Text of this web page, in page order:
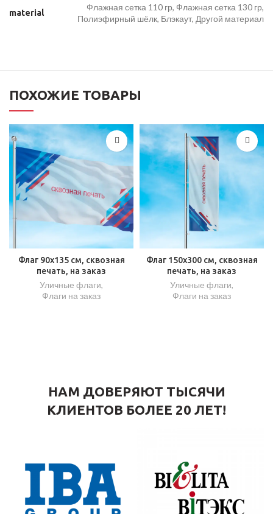
material
Флажная сетка 110 гр, Флажная сетка 130 гр,
Полиэфирный шёлк, Блэкаут, Другой материал
ПОХОЖИЕ ТОВАРЫ
Флаг 90х135 см, сквозная
печать, на заказ
Уличные флаги,
Флаги на заказ
Флаг 150х300 см, сквозная
печать, на заказ
Уличные флаги,
Флаги на заказ
НАМ ДОВЕРЯЮТ ТЫСЯЧИ
КЛИЕНТОВ БОЛЕЕ 20 ЛЕТ!